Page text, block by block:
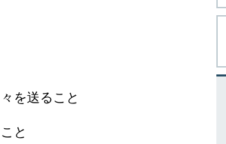
を送ること
と